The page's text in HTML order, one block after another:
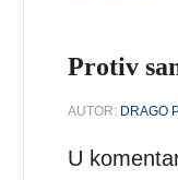
Protiv
AUTOR: DRAGO
U